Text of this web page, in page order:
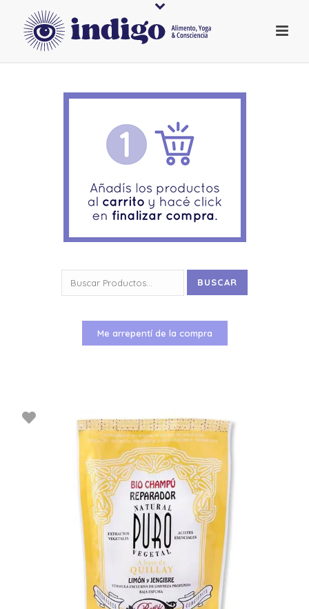
por:
BUSCAR
Me arrepentí de la compra